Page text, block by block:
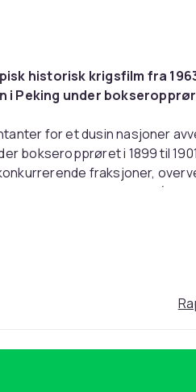
historisk krigsfilm fra
i Peking under
for et dusin nasjoner
bokseropprøret i 1899 til
fraksjoner,
enkekeiserinne Tzu-Hsi (Lady